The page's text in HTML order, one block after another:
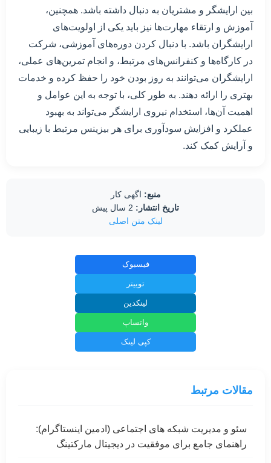
بین ارایشگر و مشتریان به دنبال داشته باشد. همچنین،
آموزش و ارتقاء مهارت‌ها نیز باید یکی از اولویت‌های
ارایشگران باشد. با دنبال کردن دوره‌های آموزشی، شرکت
در کارگاه‌ها و کنفرانس‌های مرتبط، و انجام تمرین‌های عملی،
ارایشگران می‌توانند به روز بودن خود را حفظ کرده و خدمات
بهتری را ارائه دهند. به طور کلی، با توجه به این عوامل و
اهمیت آن‌ها، استخدام نیروی ارایشگر می‌تواند به بهبود
عملکرد و افزایش سودآوری برای هر بیزینس مرتبط با زیبایی
و آرایش کمک کند.
منبع: اگهی کار
تاریخ انتشار:
لینک متن اصلی
فیسبوک
توییتر
لینکدین
واتساپ
کپی لینک
مقالات مرتبط
سئو و مدیریت شبکه های اجتماعی (ادمین اینستاگرام):
راهنمای جامع برای موفقیت در دیجیتال مارکتینگ